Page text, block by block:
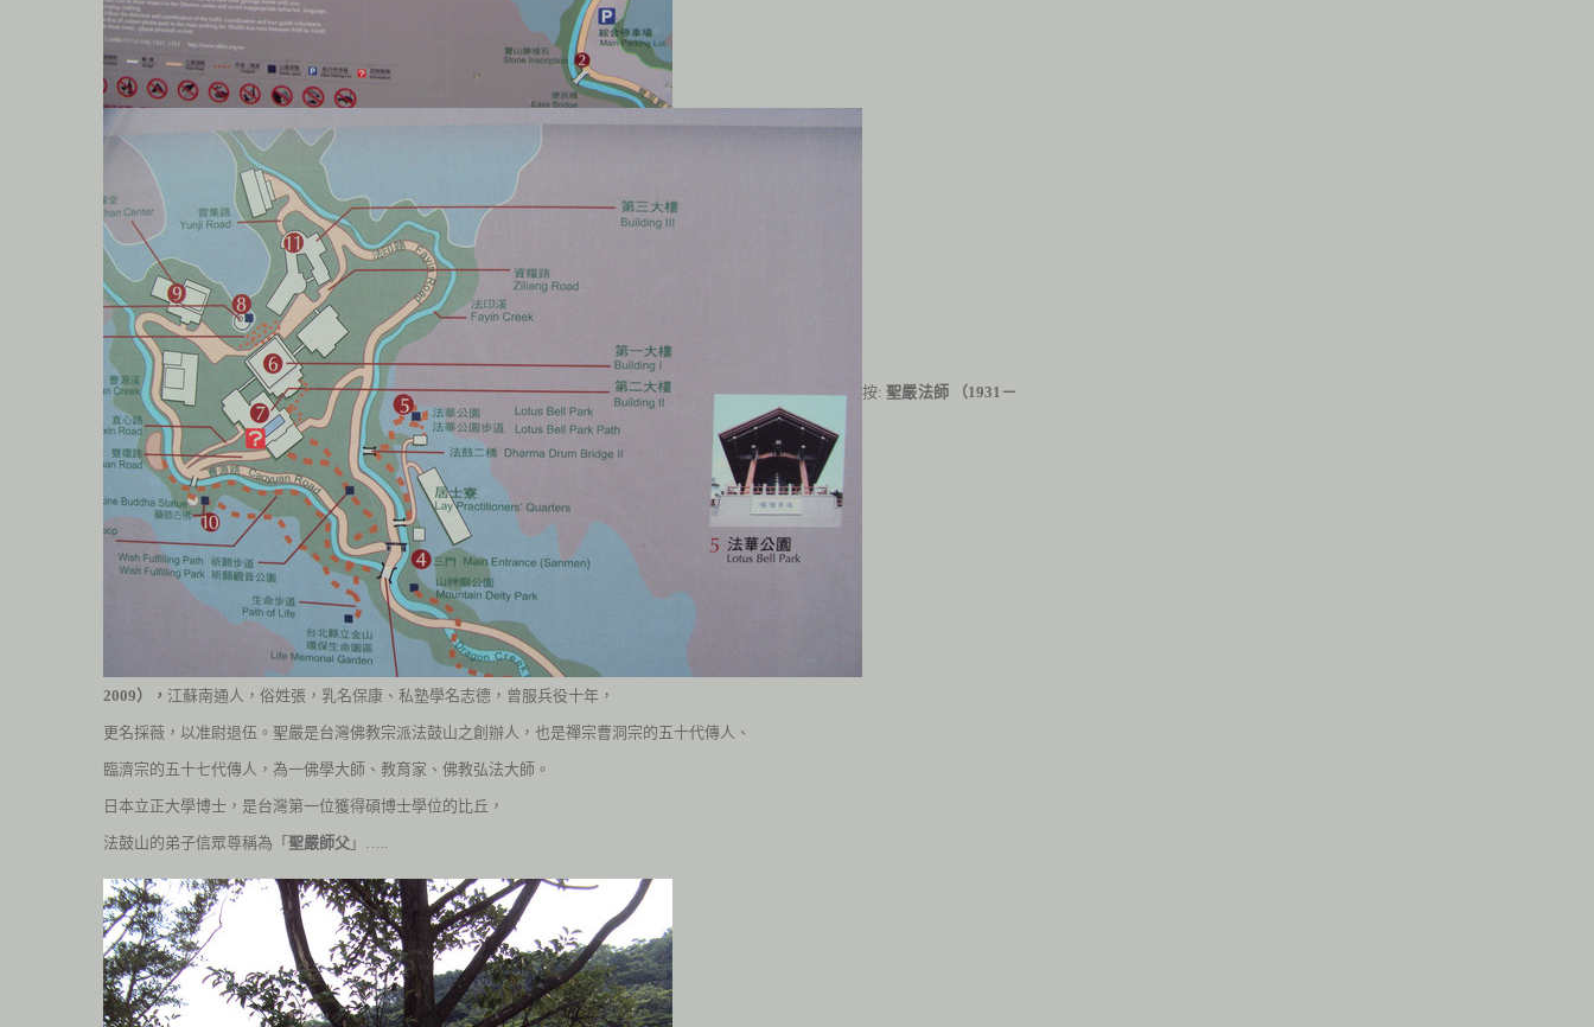
按:聖嚴法師 （1931 －
2009）， 江蘇南通人，俗姓張，乳名保康、私塾學名志德，曾服兵役十年，
更名採薇，以准尉退伍。聖嚴是台灣佛教宗派法鼓山之創辦人，也是禪宗曹洞宗的五十代傳人、
臨濟宗的五十七代傳人，為一佛學大師、教育家、佛教弘法大師。
日本立正大學博士，是台灣第一位獲得碩博士學位的比丘，
法鼓山的弟子信眾尊稱為「 聖嚴師父 」…..